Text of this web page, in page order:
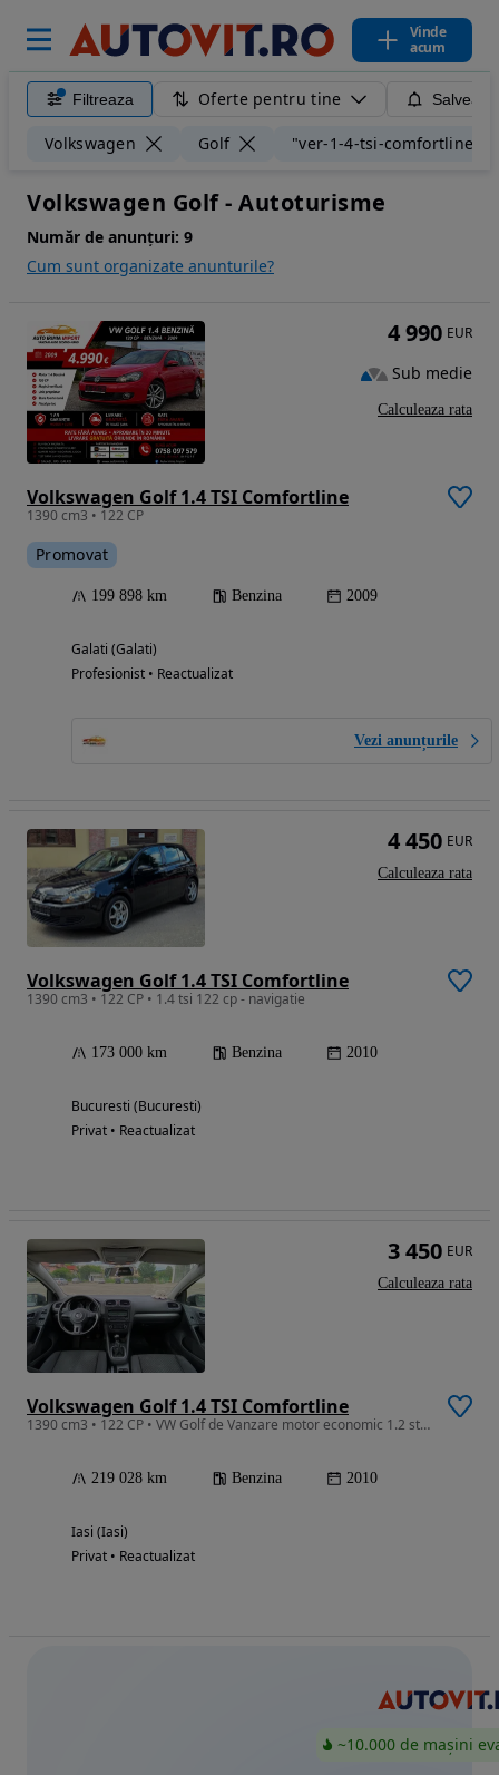
Vinde
acum
Filtreaza Oferte pentru tine
Volkswagen Golf "ver-1-4-tsi-comfortline"
Volkswagen Golf - Autoturisme
Număr de anunțuri: 9
Cum sunt organizate anunturile?
Volkswagen Golf 1.4 TSI Comfortline
1390 cm3 • 122 CP
Promovat
199 898 km Benzina 2009
Galati (Galati)
Profesionist • Reactualizat
Vezi anunțurile
4 990 EUR
Sub medie
Calculeaza rata
Volkswagen Golf 1.4 TSI Comfortline
1390 cm3 • 122 CP • 1.4 tsi 122 cp - navigatie
173 000 km Benzina 2010
Bucuresti (Bucuresti)
Privat • Reactualizat
4 450 EUR
Calculeaza rata
Volkswagen Golf 1.4 TSI Comfortline
1390 cm3 • 122 CP • VW Golf de Vanzare motor economic 1.2 stare excelenta de functionare
219 028 km Benzina 2010
Iasi (Iasi)
Privat • Reactualizat
3 450 EUR
Calculeaza rata
~10.000 de mașini